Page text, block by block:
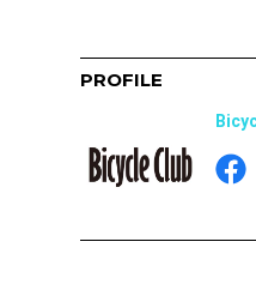
PROFILE